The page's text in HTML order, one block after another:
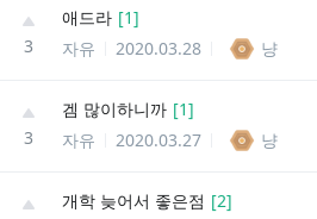
3
애드라 [1]
자유
2020.03.28 냥
3
겜 많이하니까 [1]
자유
2020.03.27 냥
개학 늦어서 좋은점 [2]